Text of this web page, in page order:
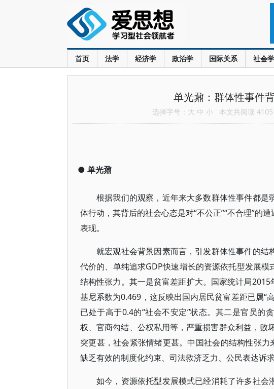
首页 法学 经济学 政治学 国际关系 社会学
单光鼐：群体性事件
选择字号： 大 中 小 本文共阅读
● 单光鼐
根据我们的观察，近年来大多数群体性事件都
体行动，其背后的社会心态是对“不公正”“不合理”的
表现。
就宏观社会背景因素而言，引发群体性事件的
代价的、单纯追求GDP快速增长的资源依托型发展
结构性张力。其一是贫富差距扩大。国家统计局
基尼系数为0.469，这反映出国内居民贫富差距已属“
已处于高于0.4的“社会不安定”状态。其二是官员的
权、官商勾结、公权私用等，严重损害群众利益，败
突更甚，社会紧张情绪更甚。中国社会的结构性张
缺乏有效的制度化约束、司法救济乏力、公民表达诉
如今，资源依托型发展模式已经消耗了许多社